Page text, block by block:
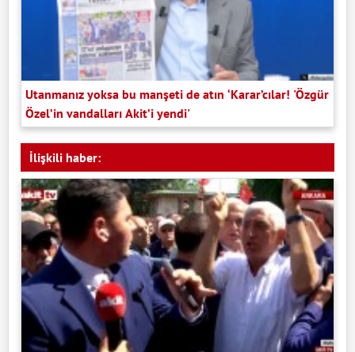
Utanmanız yoksa bu manşeti de atın ‘Karar’cılar! 'Özgür
Özel’in vandalları Akit’i yendi'
İlişkili haber: